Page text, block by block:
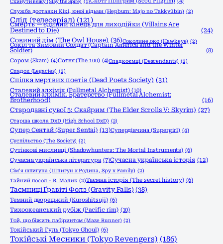
Скинути вежу (Slay the Spire) (1)
Служба доставки Кікі, юної відьми (Hepburn: Majo no Takkyūbin) (2)
Слід (телесеріал) (121)
Смерть — єдиний кінець для лиходійки (Villains Are
Destined to Die)
(24)
Совиний дім (The Owl House) (36)Соколине око (Hawkeye) (2)
Сокіл та Зимовий Солдат (Captain America and the Winter
Soldier)
(8)
Сором (Skam) (4)Сотня (The 100) (4)Спадкоємці (Descendants) (2)
Спадок (Legacies) (2)
Спілка мертвих поетів (Dead Poets Society) (31)
Сталевий алхімік (Fullmetal Alchemist) (10)
Сталевий алхімік. Братерство (Fullmetal Alchemist:
Brotherhood) (16)
Стародавні сувої 5: Скайрим (The Elder Scrolls V: Skyrim) (27)
Старша школа DxD (High School DxD) (2)
Супер Сентай (Super Sentai) (13)Супердівчина (Supergirl) (4)
Суспільство (The Society) (2)
Сутінкові мисливці (Shadowhunters: The Mortal Instruments) (6)
Сучасна українська література (7)Сучасна українська історія (12)
Сім'я шпигуна (Шпигун x Родина, Spy x Family) (2)
Тайний посол - В. Малик (2)Таємна історія (The secret history) (6)
Таємниці Ґравіті Фолз (Gravity Falls) (38)
Темний дворецький (Kuroshitsuji) (6)
Тихоокеанський рубіж (Pacific rim) (10)
Той, що біжить лабіринтом (Maze Runner) (2)
Токійський Гуль (Tokyo Ghoul) (6)
Токійські Месники (Tokyo Revengers) (186)